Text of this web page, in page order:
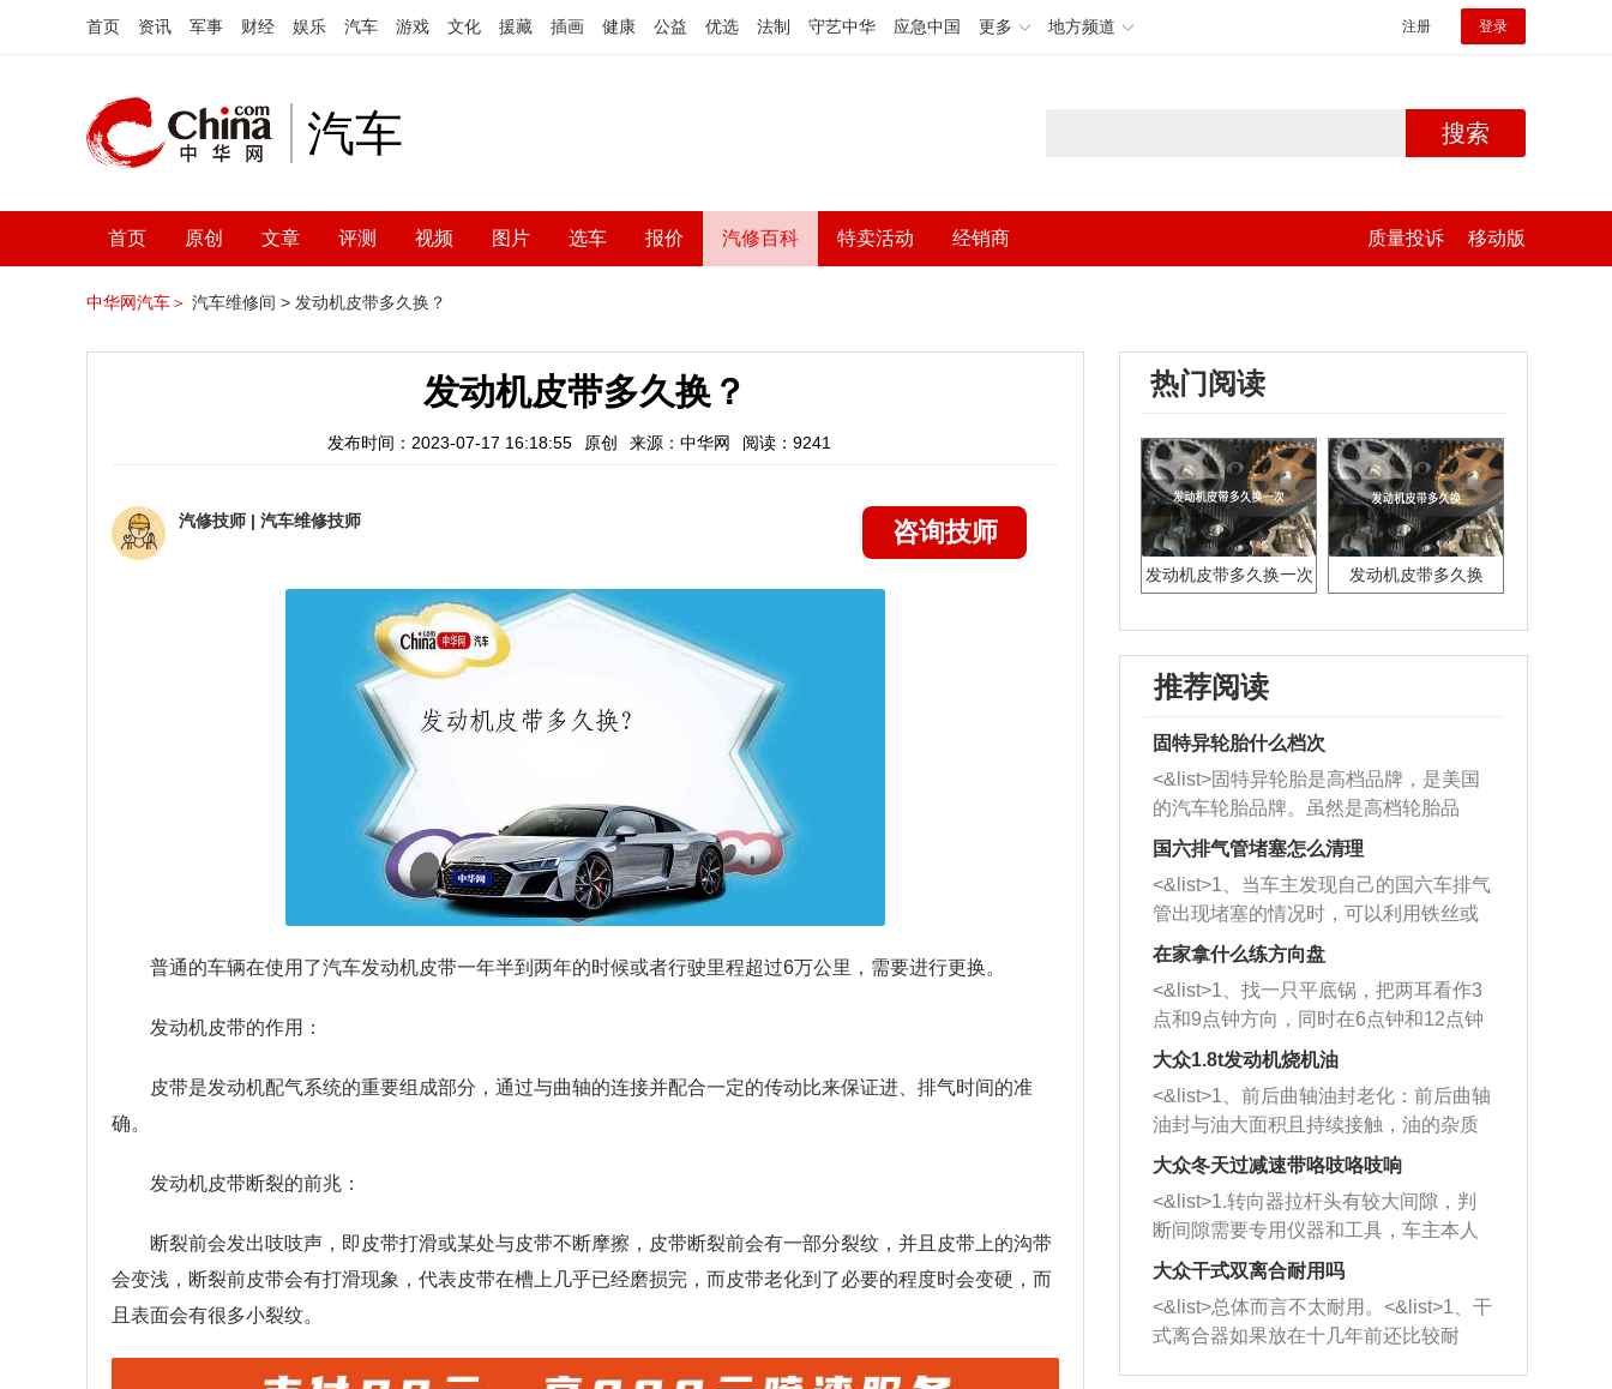
首页 资讯 军事 财经 娱乐 汽车 游戏 文化 援藏 插画 健康 公益 优选 法制 守艺中华 应急中国 更多 地方频道 注册 登录
汽车 搜索
首页 原创 文章 评测 视频 图片 选车 报价 汽修百科 特卖活动 经销商 质量投诉 移动版
中华网汽车＞ 汽车维修间 > 发动机皮带多久换？
发动机皮带多久换？
发布时间：2023-07-17 16:18:55 原创 来源：中华网 阅读：9241
汽修技师 | 汽车维修技师 咨询技师
普通的车辆在使用了汽车发动机皮带一年半到两年的时候或者行驶里程超过6万公里，需要进行更换。
发动机皮带的作用：
皮带是发动机配气系统的重要组成部分，通过与曲轴的连接并配合一定的传动比来保证进、排气时间的准
确。
发动机皮带断裂的前兆：
断裂前会发出吱吱声，即皮带打滑或某处与皮带不断摩擦，皮带断裂前会有一部分裂纹，并且皮带上的沟带
会变浅，断裂前皮带会有打滑现象，代表皮带在槽上几乎已经磨损完，而皮带老化到了必要的程度时会变硬，而
且表面会有很多小裂纹。
热门阅读
发动机皮带多久换一次 发动机皮带多久换
推荐阅读
固特异轮胎什么档次
<&list>固特异轮胎是高档品牌，是美国
的汽车轮胎品牌。虽然是高档轮胎品
牌，但是中高低端的轮胎都有生产，这
也是为了更好的开拓市场。
国六排气管堵塞怎么清理
<&list>1、当车主发现自己的国六车排气
管出现堵塞的情况时，可以利用铁丝或
者是细棍，直接将杂物给取出来，如果
堵塞情况比较严重，也可以采取应急措
施。 <&list>2、直接利用木棍将所有的
杂物推到排气管里面的位置处，然后将
三元催化器拆解开，就可以将堵塞的东
西取出来。但如果是因为积碳过多引起
的堵塞，就需要将三元催化器泡在草酸
洗剂对堵塞的情况得到解决，将清洗剂
放在燃油箱中，与燃油混合后，车辆启
动时，就可以和汽油一起进入到燃烧
室，最后形成废气排出，就可以让三元
催化器得到清洗，排气管堵塞的情况就
能够得到解决。
在家拿什么练方向盘
<&list>1、找一只平底锅，把两耳看作3
点和9点钟方向，同时在6点钟和12点钟
方向做一个标记。 <&list>2、双手握住
一圈半的练习，往右同样也要打相同的
圈数。 <&list>3、最后强调要反复练
习，这样就可以形成肌肉记忆，在真实
驾驶车辆时，不需要记忆也能打好方
向。
大众1.8t发动机烧机油
<&list>1、前后曲轴油封老化：前后曲轴
油封与油大面积且持续接触，油的杂质
和发动机内持续温度变化使其密封效果
逐渐减弱，导致渗油或漏油。<&list>2、
活塞间隙过大：积碳会使活塞环与缸体
的间隙扩大，导致机油流入燃烧室中，
造成烧机油。<&list>3、机油粘度。使用
机油粘度过小的话，同样会有烧机油现
象，机油粘度过小具有很好的流动性，
大众冬天过减速带咯吱咯吱响
<&list>1.转向器拉杆头有较大间隙，判
断间隙需要专用仪器和工具，车主本人
无法制作，需要将车辆送到修理厂或4s
店；<&list>2.车辆半轴套管防尘罩破
裂，破裂后会出现漏油现象，使半轴磨
损严重，磨损的半轴容易损坏，产生异
响；<&list>3.稳定器的转向胶套和球头
大众干式双离合耐用吗
<&list>总体而言不太耐用。<&list>1、干
式离合器如果放在十几年前还比较耐